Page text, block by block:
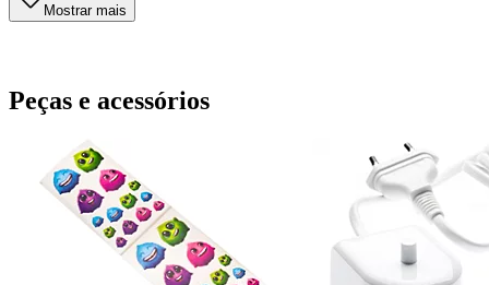
Mostrar mais
Peças e acessórios